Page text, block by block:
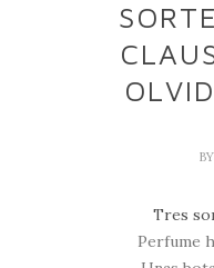
Tres
Perfume